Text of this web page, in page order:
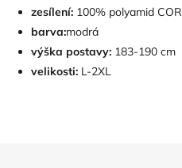
zesílení: 100% polyamid
barva:modrá
výška postavy: 183-190 cm
velikosti: L-2XL